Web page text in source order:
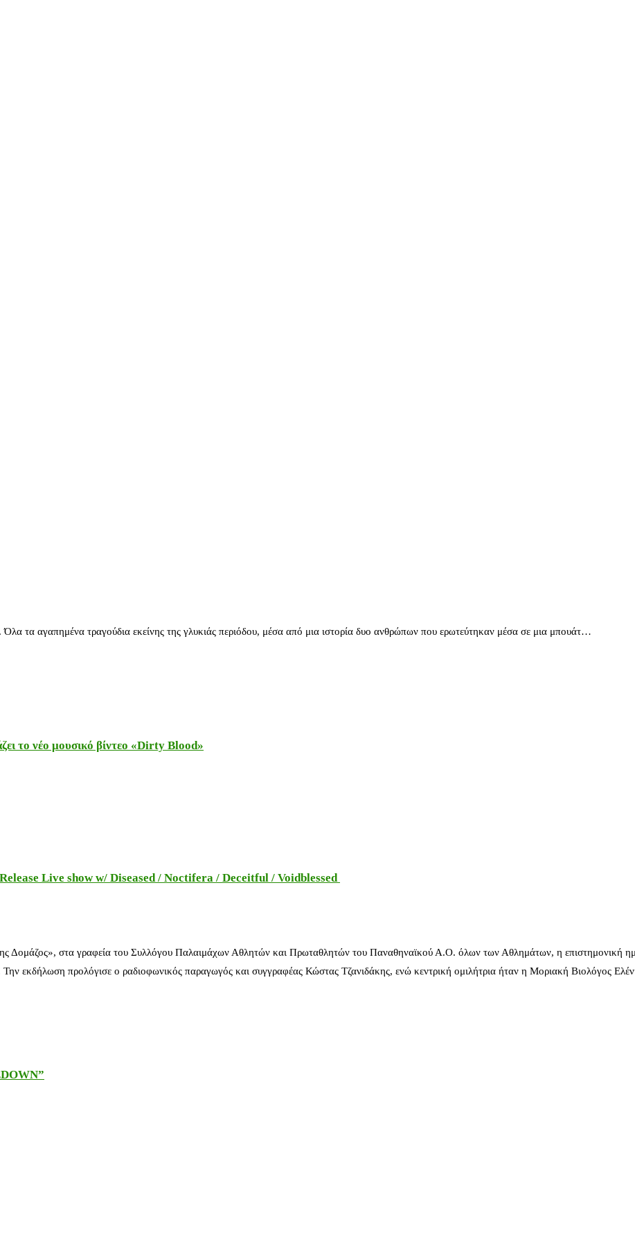
τα αγαπημένα τραγούδια εκείνης της γλυκιάς περιόδου, μέσα από μια ιστορία δυο ανθρώπων που ερωτεύτηκαν μέσα σε μια μπουάτ…
το νέο μουσικό βίντεο «Dirty Blood»
Live show w/ Diseased / Noctifera / Deceitful / Voidblessed
Δομάζος», στα γραφεία του Συλλόγου Παλαιμάχων Αθλητών και Πρωταθλητών του Παναθηναϊκού Α.Ο. όλων των Αθλημάτων, η επιστημονική
εκδήλωση προλόγισε ο ραδιοφωνικός παραγωγός και συγγραφέας Κώστας Τζανιδάκης, ενώ κεντρική ομιλήτρια ήταν η Μοριακή Βιολόγος